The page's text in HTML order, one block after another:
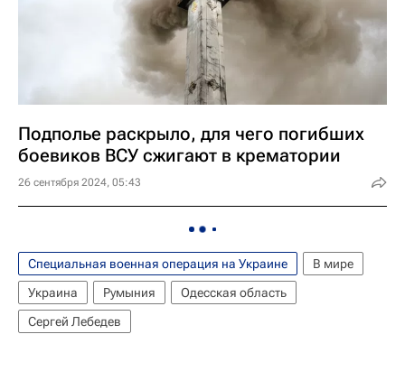
Подполье раскрыло, для чего погибших
боевиков ВСУ сжигают в крематории
26 сентября 2024, 05:43
Специальная военная операция на Украине
В мире
Украина
Румыния
Одесская область
Сергей Лебедев